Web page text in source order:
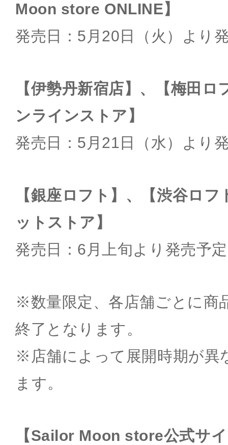
Moon store ONLINE】
発売日：5月20日（火）より
【伊勢丹新宿店】、【梅田
ンラインストア】
発売日：5月21日（水）より
【銀座ロフト】、【渋谷ロ
ットストア】
発売日：6月上旬より発売予定
※数量限定、各店舗ごとに商
終了となります。
※店舗によって展開時期が異
ます。
【Sailor Moon store公式サ